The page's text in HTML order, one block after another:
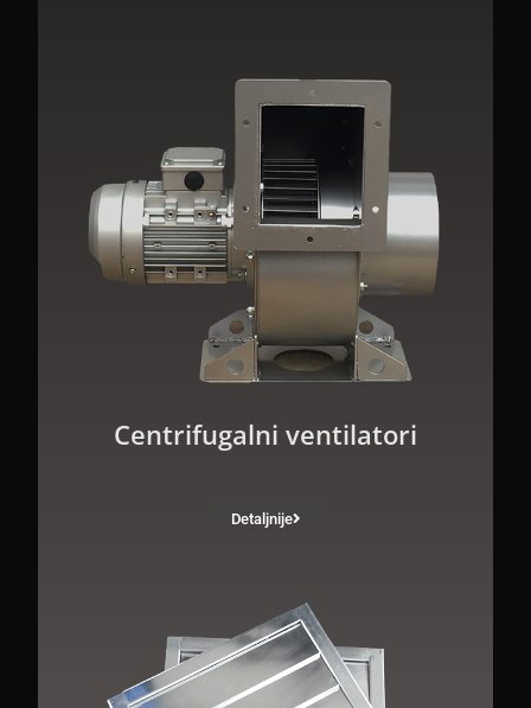
Centrifugalni ventilatori
Detaljnije